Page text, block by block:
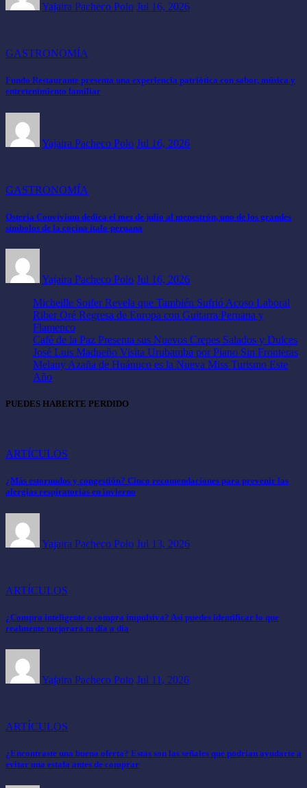
Yajaira Pacheco Polo Jul 16, 2026
GASTRONOMÍA
Fundo Restaurante presenta una experiencia patriótica con sabor, música y
entretenimiento familiar
Yajaira Pacheco Polo Jul 16, 2026
GASTRONOMÍA
Osteria Convivium dedica el mes de julio al menestrón, uno de los grandes
símbolos de la cocina ítalo-peruana
Yajaira Pacheco Polo Jul 16, 2026
Micheille Soifer Revela que También Sufrió Acoso Laboral
Riber Oré Regresa de Europa con Guitarra Peruana y
Flamenco
Café de la Paz Presenta sus Nuevos Crepes Salados y Dulces
José Luis Madueño Visita Urubamba por Piano Sin Fronteras
Melany Azaña de Huánuco es la Nueva Miss Turismo Este
Año
PUEDES HABERTE PERDIDO
ARTÍCULOS
¿Más estornudos y congestión? Cinco recomendaciones para prevenir las
alergias respiratorias en invierno
Yajaira Pacheco Polo Jul 13, 2026
ARTÍCULOS
¿Compra inteligente o compra impulsiva? Así puedes identificar lo que
realmente mejorará tu día a día
Yajaira Pacheco Polo Jul 11, 2026
ARTÍCULOS
¿Encontraste una buena oferta? Estas son las señales que podrían ayudarte a
evitar una estafa antes de comprar